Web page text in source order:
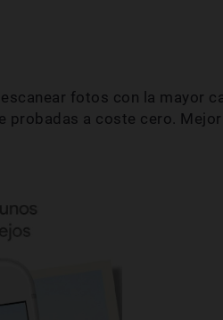
fotos con la mayor
probadas a coste cero.